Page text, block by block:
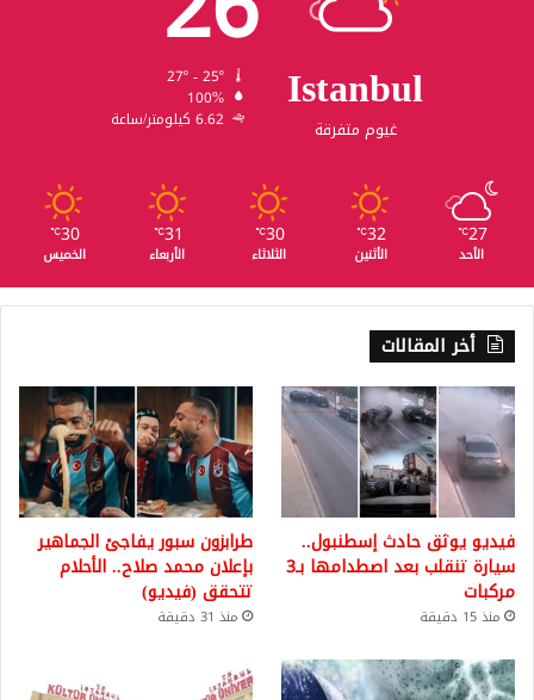
Istanbul
غيوم متفرقة
100%
6.62 كيلومتر/ساعة
27
℃
الأحد
32
℃
الأثنين
30
℃
الثلاثاء
31
℃
الأربعاء
30
℃
الخميس
أخر المقالات
فيديو يوثق حادث إسطنبول..
سيارة تنقلب بعد اصطدامها بـ3
مركبات
منذ 15 دقيقة
طرابزون سبور يفاجئ الجماهير
بإعلان محمد صلاح.. الأحلام
تتحقق (فيديو)
منذ 31 دقيقة